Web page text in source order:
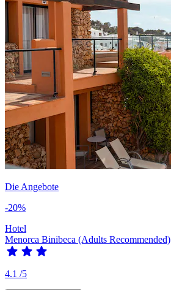
Die Angebote
-20%
Hotel
Menorca Binibeca (Adults Recommended)
4.1 /5